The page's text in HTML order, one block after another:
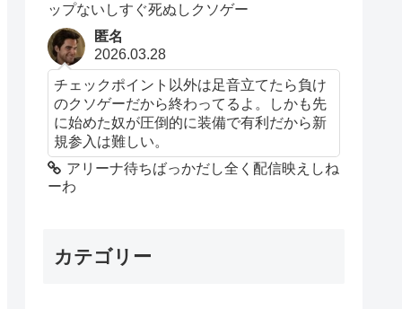
ップないしすぐ死ぬしクソゲー
匿名
2026.03.28
チェックポイント以外は足音立てたら負け
のクソゲーだから終わってるよ。しかも先
に始めた奴が圧倒的に装備で有利だから新
規参入は難しい。
アリーナ待ちばっかだし全く配信映えしね
ーわ
カテゴリー